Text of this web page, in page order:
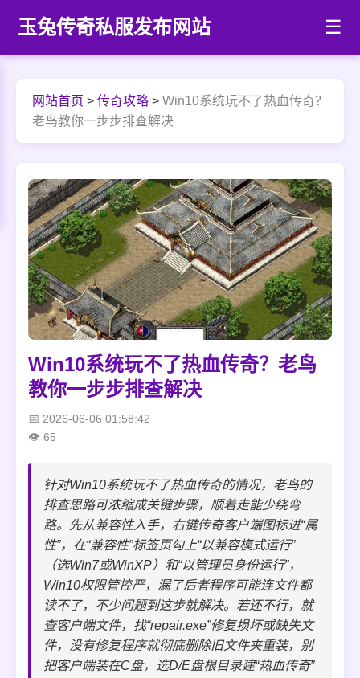
玉兔传奇私服发布网站 ☰
网站首页 > 传奇攻略 > Win10系统玩不了热血传奇？
老鸟教你一步步排查解决
Win10系统玩不了热血传奇？老鸟
教你一步步排查解决
2026-06-06 01:58:42
65
针对Win10系统玩不了热血传奇的情况，老鸟的
排查思路可浓缩成关键步骤，顺着走能少绕弯
路。先从兼容性入手，右键传奇客户端图标进“属
性”，在“兼容性”标签页勾上“以兼容模式运行”
（选Win7或WinXP）和“以管理员身份运行”，
Win10权限管控严，漏了后者程序可能连文件都
读不了，不少问题到这步就解决。若还不行，就
查客户端文件，找“repair.exe”修复损坏或缺失文
件，没有修复程序就彻底删除旧文件夹重装，别
把客户端装在C盘，选D/E盘根目录建“热血传奇”